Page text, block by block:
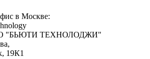
в Москве:
"БЬЮТИ ТЕХНОЛОДЖИ"
,
19К1